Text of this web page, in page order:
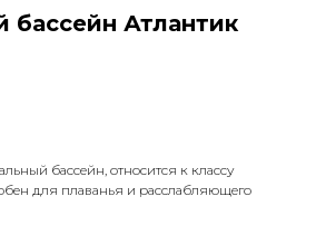
бассейн Атлантик
бассейн, относится к классу
для плаванья и расслабляющего